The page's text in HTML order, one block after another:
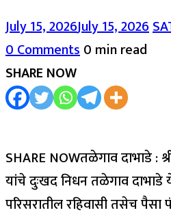
July 15, 2026July 15, 2026
0 Comments0 min read
SHARE NOW
SHARE NOWतळेगाव दाभाडे :
यांचे दुःखद निधन तळेगाव दाभाडे
परिसरातील रहिवासी तसेच पैसा